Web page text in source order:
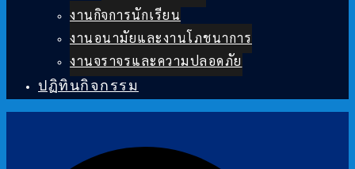
งานกิจการนักเรียน
งานอนามัยและงานโภชนาการ
งานจราจรและความปลอดภัย
ปฏิทินกิจกรรม